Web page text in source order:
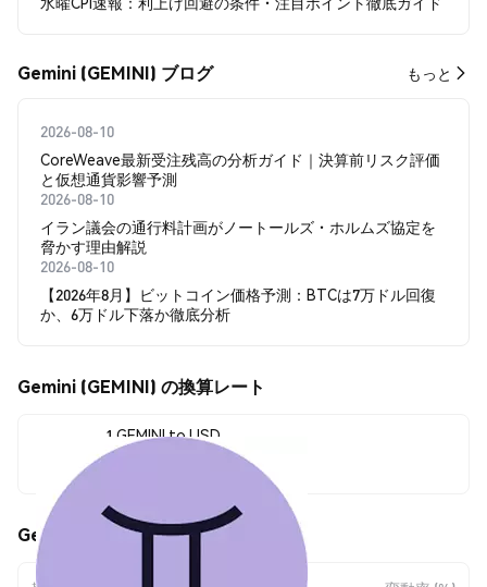
Gemini (GEMINI) ブログ もっと
2026-08-10
CoreWeave最新受注残高の分析ガイド｜決算前リスク評価
と仮想通貨影響予測
2026-08-10
イラン議会の通行料計画がノートールズ・ホルムズ協定を
脅かす理由解説
2026-08-10
【2026年8月】ビットコイン価格予測：BTCは7万ドル回復
か、6万ドル下落か徹底分析
Gemini (GEMINI) の換算レート
1 GEMINI to USD
Gemini (GEMINI) の価格変動